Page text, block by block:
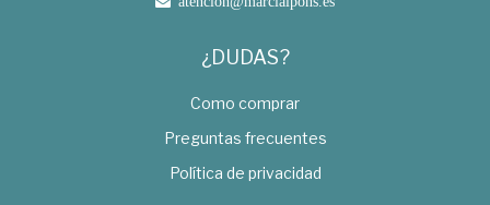
¿DUDAS?
Como comprar
Preguntas frecuentes
Política de privacidad